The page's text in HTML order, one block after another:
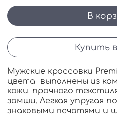
В
Купить в
Мужские кроссовки
цвета выполнены из
кожи, прочного
замши. Легкая упругая
знаковыми печатями и